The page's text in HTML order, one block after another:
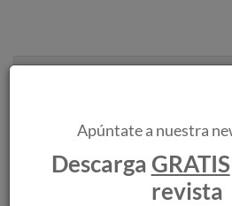
Apúntate a nuestra
DescargaGRATIS
revista